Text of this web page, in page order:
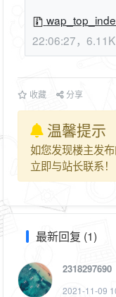
22:06:27，
收藏 分享
温馨提示
如您发现楼主发
立即与站长联系！
最新回复 (1)
2318297690
2021-11-09